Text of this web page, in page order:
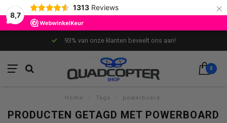
8,7
1313 Reviews ×
93% van onze klanten beveelt ons aan!
0
Home Tags powerboard
PRODUCTEN GETAGD MET POWERBOARD